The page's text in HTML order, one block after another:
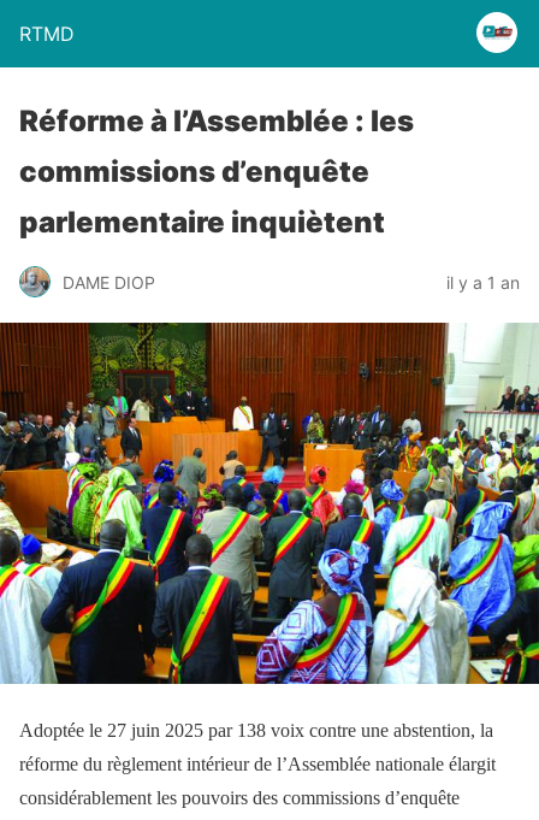
RTMD
Réforme à l’Assemblée : les
commissions d’enquête
parlementaire inquiètent
DAME DIOP il y a 1 an
Adoptée le 27 juin 2025 par 138 voix contre une abstention, la
réforme du règlement intérieur de l’Assemblée nationale élargit
considérablement les pouvoirs des commissions d’enquête